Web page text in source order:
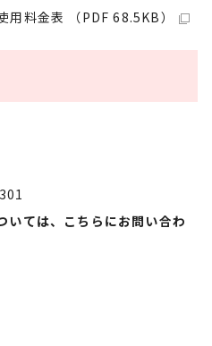
用料金表 （PDF 68.5KB）
いては、こちらにお問い合わ